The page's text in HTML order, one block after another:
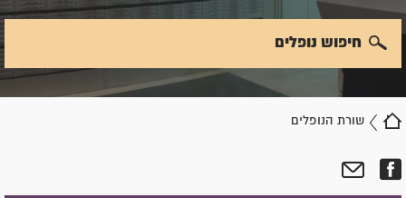
שורת הנופלים
חיפוש נופלים